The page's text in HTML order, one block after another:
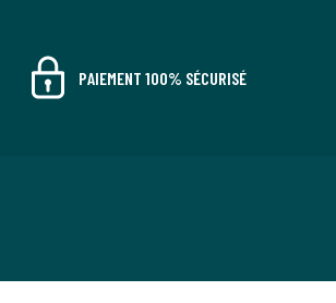
PAIEMENT 100% SÉCURISÉ